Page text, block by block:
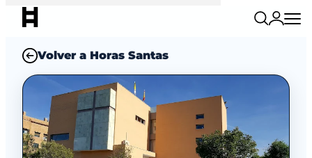
Volver a Horas Santas